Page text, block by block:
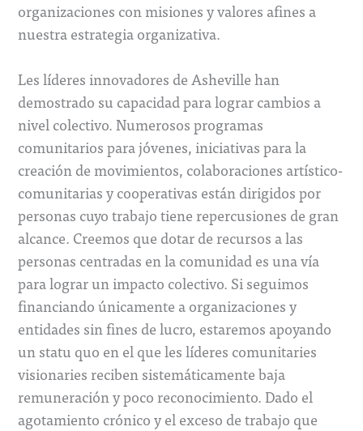
organizaciones con misiones y valores afines a
nuestra estrategia organizativa.
Les líderes innovadores de Asheville han
demostrado su capacidad para lograr cambios a
nivel colectivo. Numerosos programas
comunitarios para jóvenes, iniciativas para la
creación de movimientos, colaboraciones artístico-
comunitarias y cooperativas están dirigidos por
personas cuyo trabajo tiene repercusiones de gran
alcance. Creemos que dotar de recursos a las
personas centradas en la comunidad es una vía
para lograr un impacto colectivo. Si seguimos
financiando únicamente a organizaciones y
entidades sin fines de lucro, estaremos apoyando
un statu quo en el que les líderes comunitaries
visionaries reciben sistemáticamente baja
remuneración y poco reconocimiento. Dado el
agotamiento crónico y el exceso de trabajo que